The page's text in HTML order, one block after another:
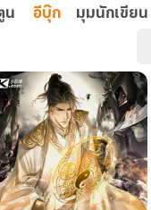
น อีบุ๊ก มุมนักเขียน